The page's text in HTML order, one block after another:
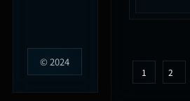
© 2024
1 2